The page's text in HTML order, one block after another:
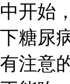
中开始
下糖尿
有注意